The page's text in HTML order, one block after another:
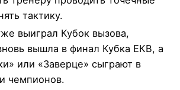
тактику.
выиграл Кубок вызова,
вышла в финал Кубка ЕКВ, а
или «Заверце» сыграют в
чемпионов.